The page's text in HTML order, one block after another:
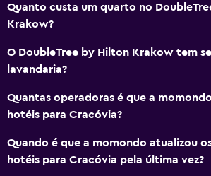
Cozinha/kitchenette
Fervedor para chá/café
Refrigerador
Casa de banho
Quanto custa um quarto no
Krakow?
O DoubleTree by Hilton Krakow tem
lavandaria?
Quantas operadoras é que a
hotéis para Cracóvia?
Quando é que a momondo atualizou
hotéis para Cracóvia pela última vez?